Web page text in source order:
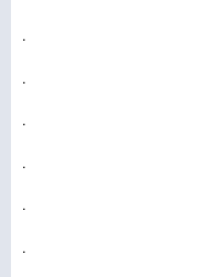
.
.
.
.
.
.